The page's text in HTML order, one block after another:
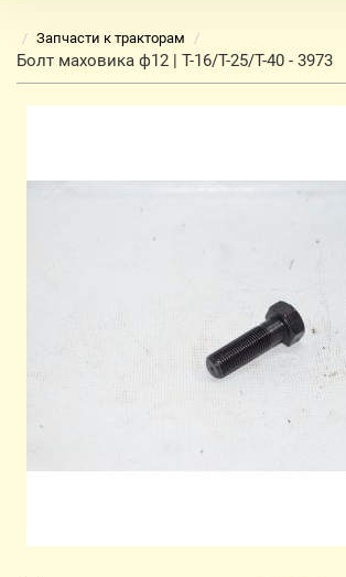
Запчасти к тракторам
Болт маховика ф12 | Т-16/Т-25/Т-40 - 3973